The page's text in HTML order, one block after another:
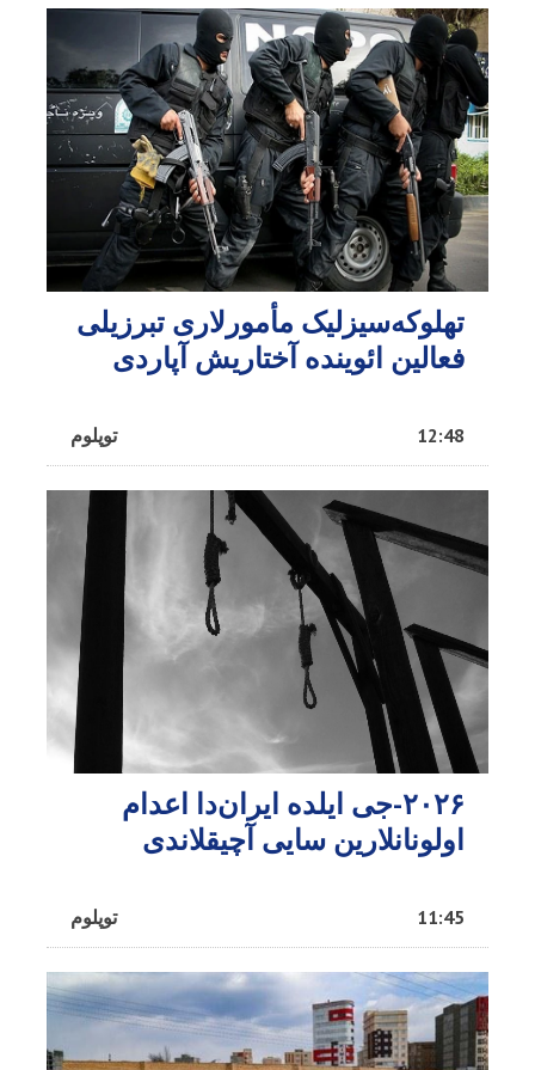
تهلوکه‌سیزلیک مأمورلاری تبرزیلی
فعالین ائوینده آختاریش آپاردی
توپلوم 12:48
۲۰۲۶-جی ایلده ایران‌دا اعدام
اولونانلارین سایی آچیقلاندی
توپلوم 11:45